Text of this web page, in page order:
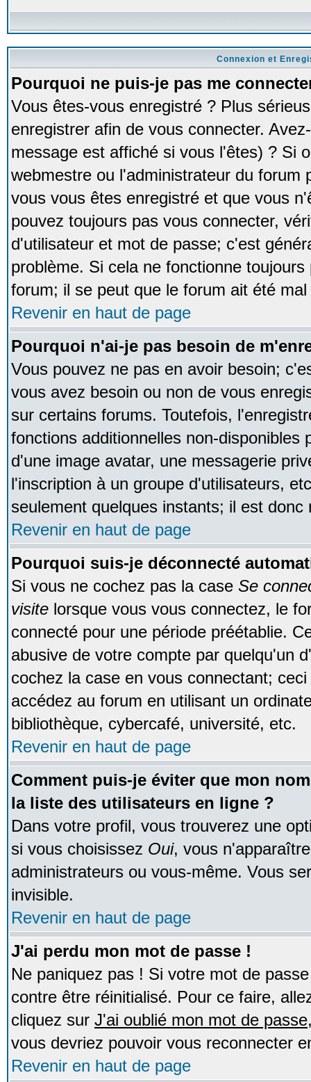
Connexion et
Pourquoi ne puis-je pas me
Vous êtes-vous enregistré ? Plus
enregistrer afin de vous connecter.
message est affiché si vous l'êtes) ? Si
webmestre ou l'administrateur du forum
vous vous êtes enregistré et que vous
pouvez toujours pas vous connecter,
d'utilisateur et mot de passe; c'est
problème. Si cela ne fonctionne
forum; il se peut que le forum ait été
Revenir en haut de page
Pourquoi n'ai-je pas besoin de
Vous pouvez ne pas en avoir besoin;
vous avez besoin ou non de vous
sur certains forums. Toutefois,
fonctions additionnelles non-disponibles
d'une image avatar, une messagerie
l'inscription à un groupe d'utilisateurs,
seulement quelques instants; il est
Revenir en haut de page
Pourquoi suis-je déconnecté
Si vous ne cochez pas la case Se
visite lorsque vous vous connectez, le
connecté pour une période préétablie.
abusive de votre compte par quelqu'un
cochez la case en vous connectant;
accédez au forum en utilisant un
bibliothèque, cybercafé, université, etc.
Revenir en haut de page
Comment puis-je éviter que mon
la liste des utilisateurs en ligne ?
Dans votre profil, vous trouverez une
si vous choisissez Oui, vous
administrateurs ou vous-même. Vous
invisible.
Revenir en haut de page
J'ai perdu mon mot de passe !
Ne paniquez pas ! Si votre mot de
contre être réinitialisé. Pour ce faire,
cliquez sur J'ai oublié mon mot de passe
vous devriez pouvoir vous reconnecter
Revenir en haut de page